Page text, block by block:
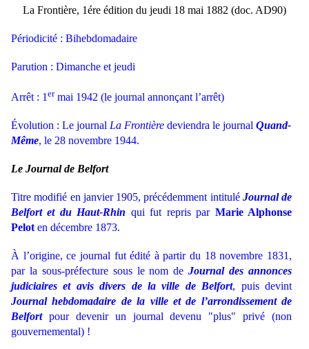
La Frontière, 1ére édition du jeudi 18 mai 1882 (doc. AD90)
Périodicité : Bihebdomadaire
Parution : Dimanche et jeudi
Arrêt : 1 ermai 1942 (le journal annonçant l’arrêt)
Évolution : Le journal La Frontière deviendra le journal Quand-
Même, le 28 novembre 1944.
Le Journal de Belfort
Titre modifié en janvier 1905, précédemment intitulé Journal de
Belfort et du Haut-Rhin qui fut repris par Marie Alphonse
Pelot en décembre 1873.
À l’origine, ce journal fut édité à partir du 18 novembre 1831,
par la sous-préfecture sous le nom deJournal des annonces
judiciaires et avis divers de la ville de Belfort, puis devint
Journal hebdomadaire de la ville et de l’arrondissement de
Belfortpour devenir un journal devenu "plus" privé (non
gouvernemental) !